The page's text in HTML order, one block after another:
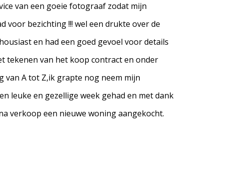
van een goeie fotograaf zodat mijn
voor bezichting !!! wel een drukte over de
en had een goed gevoel voor details
tekenen van het koop contract en onder
van A tot Z,ik grapte nog neem mijn
leuke en gezellige week gehad en met dank
verkoop een nieuwe woning aangekocht.